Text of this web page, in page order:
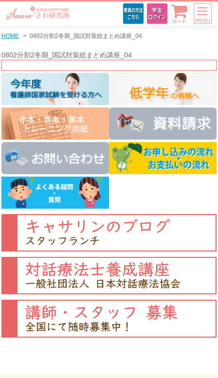
カート MENU
HOME 0802分割2冬期_国試対策総まとめ講座_04
0802分割2冬期_国試対策総まとめ講座_04